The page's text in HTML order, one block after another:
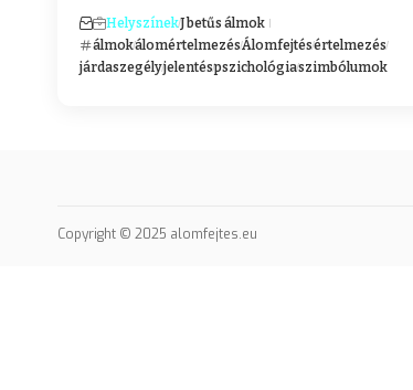
HelyszínekJ betűs álmok
álmokálomértelmezésÁlomfejtésértelmezés
járdaszegélyjelentéspszichológiaszimbólumok
Copyright © 2025 alomfejtes.eu